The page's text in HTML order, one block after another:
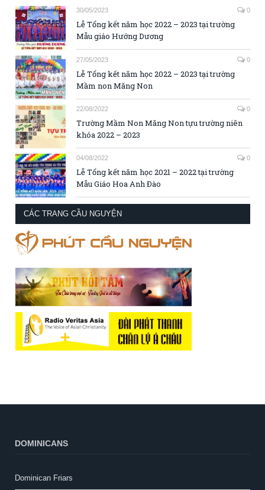
30/05/2023 0
Lễ Tổng kết năm học 2022 – 2023 tại trường
Mẫu giáo Hướng Dương
27/05/2023 0
Lễ Tổng kết năm học 2022 – 2023 tại trường
Mầm non Măng Non
22/08/2022 0
Trường Mầm Non Măng Non tựu trường niên
khóa 2022 – 2023
04/08/2022 0
Lễ Tổng kết năm học 2021 – 2022 tại trường
Mẫu Giáo Hoa Anh Đào
CÁC TRANG CẦU NGUYỆN
DOMINICANS
Dominican Friars